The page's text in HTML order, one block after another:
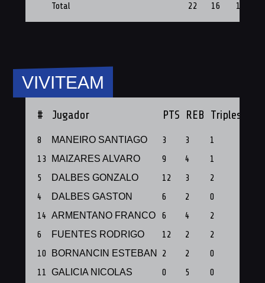
Total 22 16 1
VIVITEAM
# Jugador PTS REB Triples
8 MANEIRO SANTIAGO 3 3 1
13
MAIZARES ALVARO 9 4 1
5
DALBES GONZALO 12 3 2
4
DALBES GASTON 6 2 0
14 ARMENTANO FRANCO 6 4 2
6
FUENTES RODRIGO 12 2 2
10
BORNANCIN ESTEBAN 2 2 0
11 GALICIA NICOLAS 0 5 0